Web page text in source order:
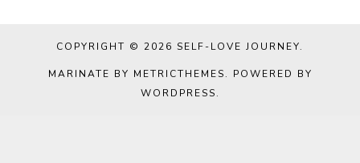
COPYRIGHT © 2026 SELF-LOVE JOURNEY.
MARINATE BY METRICTHEMES. POWERED BY
WORDPRESS.